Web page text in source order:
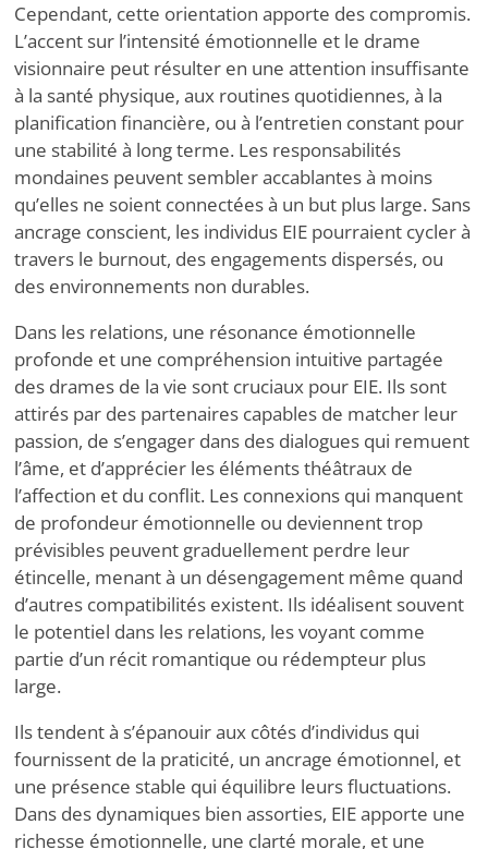
Cependant, cette orientation apporte des compromis.
L’accent sur l’intensité émotionnelle et le drame
visionnaire peut résulter en une attention insuffisante
à la santé physique, aux routines quotidiennes, à la
planification financière, ou à l’entretien constant pour
une stabilité à long terme. Les responsabilités
mondaines peuvent sembler accablantes à moins
qu’elles ne soient connectées à un but plus large. Sans
ancrage conscient, les individus EIE pourraient cycler à
travers le burnout, des engagements dispersés, ou
des environnements non durables.
Dans les relations, une résonance émotionnelle
profonde et une compréhension intuitive partagée
des drames de la vie sont cruciaux pour EIE. Ils sont
attirés par des partenaires capables de matcher leur
passion, de s’engager dans des dialogues qui remuent
l’âme, et d’apprécier les éléments théâtraux de
l’affection et du conflit. Les connexions qui manquent
de profondeur émotionnelle ou deviennent trop
prévisibles peuvent graduellement perdre leur
étincelle, menant à un désengagement même quand
d’autres compatibilités existent. Ils idéalisent souvent
le potentiel dans les relations, les voyant comme
partie d’un récit romantique ou rédempteur plus
large.
Ils tendent à s’épanouir aux côtés d’individus qui
fournissent de la praticité, un ancrage émotionnel, et
une présence stable qui équilibre leurs fluctuations.
Dans des dynamiques bien assorties, EIE apporte une
richesse émotionnelle, une clarté morale, et une